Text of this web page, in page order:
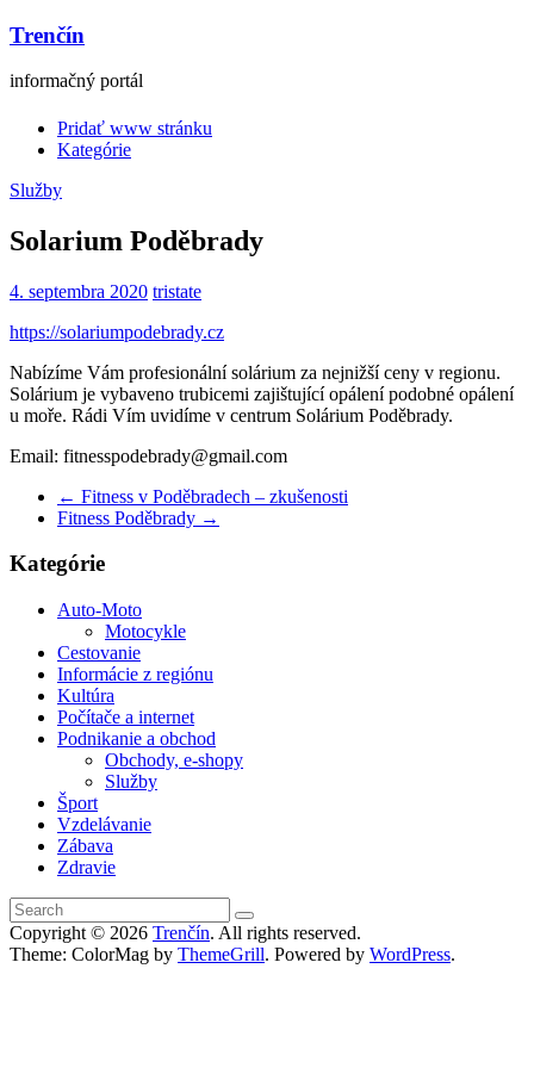
Trenčín
informačný portál
Pridať www stránku
Kategórie
Služby
Solarium Poděbrady
4. septembra 2020 tristate
https://solariumpodebrady.cz
Nabízíme Vám profesionální solárium za nejnižší ceny v regionu.
Solárium je vybaveno trubicemi zajištující opálení podobné opálení
u moře. Rádi Vím uvidíme v centrum Solárium Poděbrady.
Email: fitnesspodebrady@gmail.com
← Fitness v Poděbradech – zkušenosti
Fitness Poděbrady →
Kategórie
Auto-Moto
Motocykle
Cestovanie
Informácie z regiónu
Kultúra
Počítače a internet
Podnikanie a obchod
Obchody, e-shopy
Služby
Šport
Vzdelávanie
Zábava
Zdravie
Copyright © 2026 Trenčín. All rights reserved.
Theme: ColorMag by ThemeGrill. Powered by WordPress.